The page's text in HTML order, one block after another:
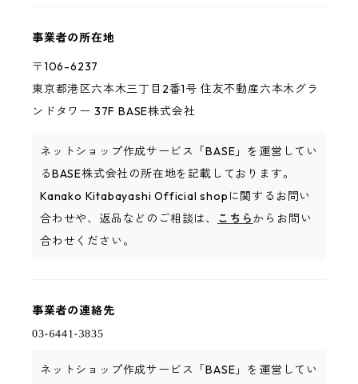
事業者の所在地
〒106-6237
東京都港区六本木三丁目2番1号 住友不動産六本木グラ
ンドタワー 37F BASE株式会社
ネットショップ作成サービス「BASE」を運営してい
るBASE株式会社の所在地を記載しております。
Kanako Kitabayashi Official shopに関するお問い
合わせや、返品などのご相談は、
こちらからお問い
合わせください。
事業者の連絡先
ネットショップ作成サービス「BASE」を運営してい